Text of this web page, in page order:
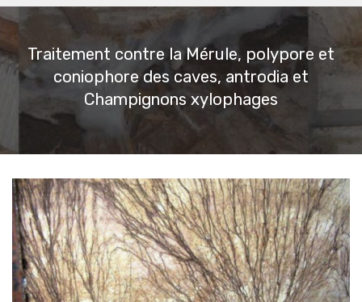
Traitement contre la Mérule, polypore et
coniophore des caves, antrodia et
Champignons xylophages